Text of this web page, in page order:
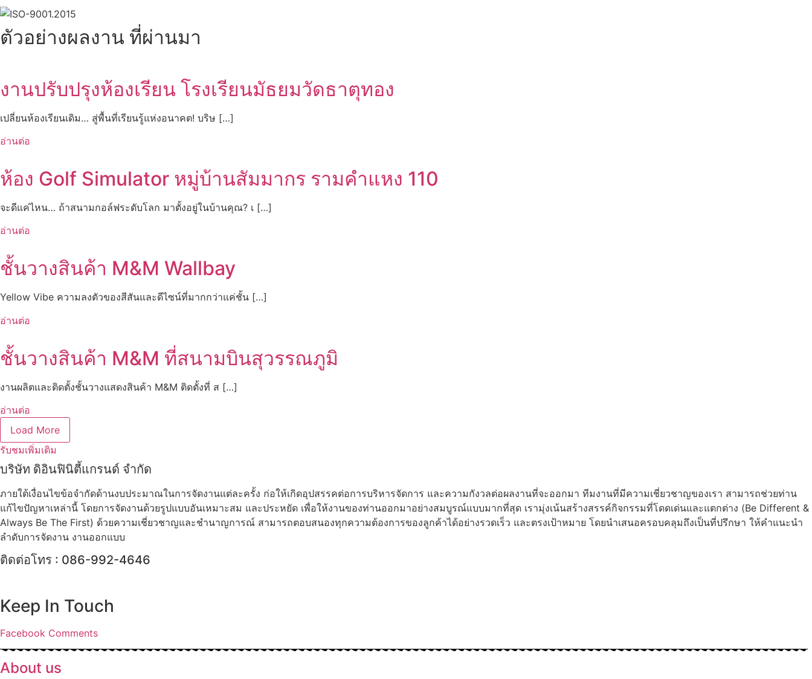
ตัวอย่างผลงาน ที่ผ่านมา
งานปรับปรุงห้องเรียน โรงเรียนมัธยมวัดธาตุทอง
เปลี่ยนห้องเรียนเดิม… สู่พื้นที่เรียนรู้แห่งอนาคต! บริษ […]
อ่านต่อ
ห้อง Golf Simulator หมู่บ้านสัมมากร รามคำแหง 110
จะดีแค่ไหน… ถ้าสนามกอล์ฟระดับโลก มาตั้งอยู่ในบ้านคุณ? เ […]
อ่านต่อ
ชั้นวางสินค้า M&M Wallbay
Yellow Vibe ความลงตัวของสีสันและดีไซน์ที่มากกว่าแค่ชั้น […]
อ่านต่อ
ชั้นวางสินค้า M&M ที่สนามบินสุวรรณภูมิ
งานผลิตและติดตั้งชั้นวางแสดงสินค้า M&M ติดตั้งที่ ส […]
อ่านต่อ
Load More
รับชมเพิ่มเติม
บริษัท ดิอินฟินิตี้แกรนด์ จำกัด
ภายใต้เงื่อนไขข้อจำกัดด้านงบประมาณในการจัดงานแต่ละครั้ง ก่อให้เกิดอุปสรรคต่อการบริหารจัดการ และความกังวลต่อผลงานที่จะออกมา ทีมงานที่มีความเชี่ยวชาญของเรา สามารถช่วยท่าน
แก้ไขปัญหาเหล่านี้ โดยการจัดงานด้วยรูปแบบอันเหมาะสม และประหยัด เพื่อให้งานของท่านออกมาอย่างสมบูรณ์แบบมากที่สุด เรามุ่งเน้นสร้างสรรค์กิจกรรมที่โดดเด่นและแตกต่าง (Be Different &
Always Be The First) ด้วยความเชี่ยวชาญและชำนาญการณ์ สามารถตอบสนองทุกความต้องการของลูกค้าได้อย่างรวดเร็ว และตรงเป้าหมาย โดยนำเสนอครอบคลุมถึงเป็นที่ปรึกษา ให้คำแนะนำ
ลำดับการจัดงาน งานออกแบบ
ติดต่อโทร : 086-992-4646
Keep In Touch
Facebook Comments
About us